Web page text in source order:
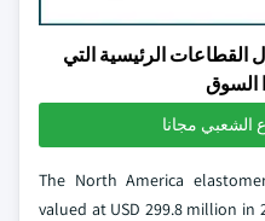
الرئيسية التي
السوق
الشعبي مجانا
The North America
valued at USD 299.8 million in